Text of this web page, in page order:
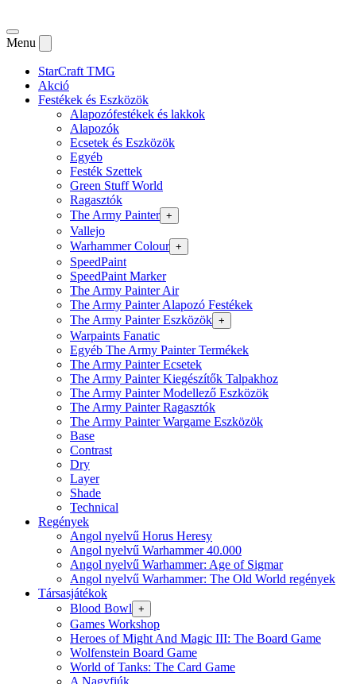
Menu
StarCraft TMG
Akció
Festékek és Eszközök
Alapozófestékek és lakkok
Alapozók
Ecsetek és Eszközök
Egyéb
Festék Szettek
Green Stuff World
Ragasztók
The Army Painter +
Vallejo
Warhammer Colour +
SpeedPaint
SpeedPaint Marker
The Army Painter Air
The Army Painter Alapozó Festékek
The Army Painter Eszközök +
Warpaints Fanatic
Egyéb The Army Painter Termékek
The Army Painter Ecsetek
The Army Painter Kiegészítők Talpakhoz
The Army Painter Modellező Eszközök
The Army Painter Ragasztók
The Army Painter Wargame Eszközök
Base
Contrast
Dry
Layer
Shade
Technical
Regények
Angol nyelvű Horus Heresy
Angol nyelvű Warhammer 40.000
Angol nyelvű Warhammer: Age of Sigmar
Angol nyelvű Warhammer: The Old World regények
Társasjátékok
Blood Bowl +
Games Workshop
Heroes of Might And Magic III: The Board Game
Wolfenstein Board Game
World of Tanks: The Card Game
A Nagyfiúk